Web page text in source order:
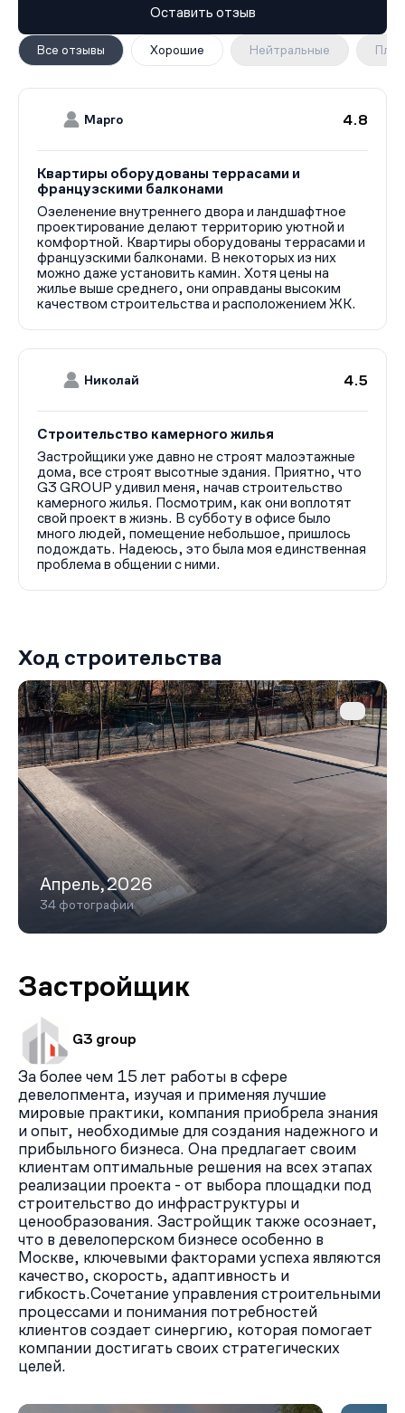
ЖК Джи Три Театральный - это идеальное место для
тех, кто ценит комфорт, безопасность и близость к
природе. Жилой комплекс станет отличным выбором
стремится к качественной и современной жизни.
Все отзывы Хорошие Нейтральные
Оставить отзыв
Марго 4.8
Квартиры оборудованы террасами и
французскими балконами
Озеленение внутреннего двора и ландшафтное
проектирование делают территорию уютной и
комфортной. Квартиры оборудованы террасами и
французскими балконами. В некоторых из них
можно даже установить камин. Хотя цены на
жилье выше среднего, они оправданы высоким
качеством строительства и расположением ЖК.
Николай 4.5
Строительство камерного жилья
Застройщики уже давно не строят малоэтажные
дома, все строят высотные здания. Приятно, что
G3 GROUP удивил меня, начав строительство
камерного жилья. Посмотрим, как они воплотят
свой проект в жизнь. В субботу в офисе было
много людей, помещение небольшое, пришлось
подождать. Надеюсь, это была моя единственная
проблема в общении с ними.
Ход строительства
Апрель,2026
34 фотографии
Застройщик
G3 group
За более чем 15 лет работы в сфере
девелопмента, изучая и применяя лучшие
мировые практики, компания приобрела знания
и опыт, необходимые для создания надежного и
прибыльного бизнеса. Она предлагает своим
клиентам оптимальные решения на всех этапах
реализации проекта - от выбора площадки под
строительство до инфраструктуры и
ценообразования. Застройщик также осознает,
что в девелоперском бизнесе особенно в
Москве, ключевыми факторами успеха являются
качество, скорость, адаптивность и
гибкость.Сочетание управления строительными
процессами и понимания потребностей
клиентов создает синергию, которая помогает
компании достигать своих стратегических
целей.